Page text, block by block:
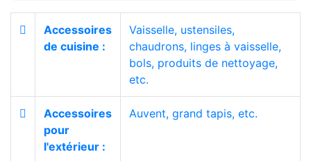
Accessoires
de cuisine :
Vaisselle, ustensiles,
chaudrons, linges à vaisselle,
bols, produits de nettoyage,
etc.
Accessoires
pour
l'extérieur :
Auvent, grand tapis, etc.